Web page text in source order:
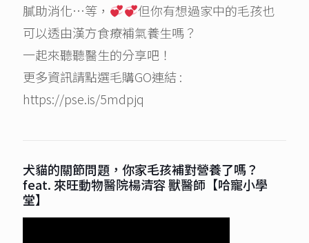
膩助消化…等，
但你有想過家中的毛孩也
可以透由漢方食療補氣養生嗎？
一起來聽聽醫生的分享吧！
更多資訊請點選毛購GO連結 :
https://pse.is/5mdpjq
犬貓的關節問題，你家毛孩補對營養了嗎？
feat. 來旺動物醫院楊清容 獸醫師【哈寵小學
堂】